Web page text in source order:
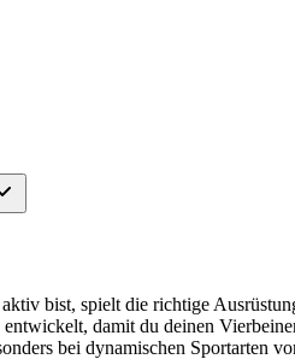
bist, spielt die richtige
damit du deinen
bei dynamischen Sportarten